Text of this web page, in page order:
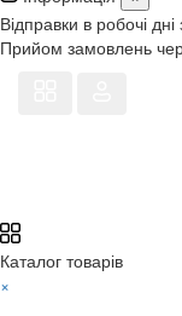
Відправки в робочі
Прийом замовлень
Каталог товарів
×